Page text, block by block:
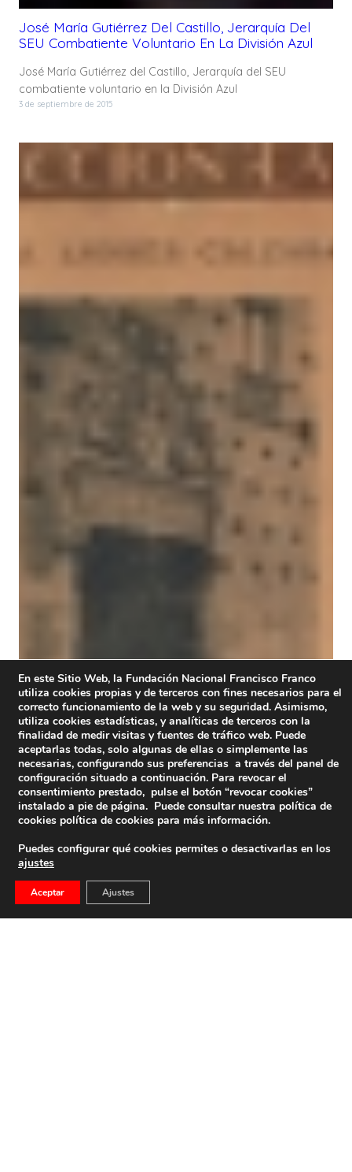
José María Gutiérrez Del Castillo, Jerarquía Del
SEU Combatiente Voluntario En La División Azul
José María Gutiérrez del Castillo, Jerarquía del SEU
combatiente voluntario en la División Azul
3 de septiembre de 2015
En este Sitio Web, la Fundación Nacional Francisco Franco
utiliza cookies propias y de terceros con fines necesarios para el
correcto funcionamiento de la web y su seguridad. Asimismo,
utiliza cookies estadísticas, y analíticas de terceros con la
finalidad de medir visitas y fuentes de tráfico web. Puede
aceptarlas todas, solo algunas de ellas o simplemente las
necesarias, configurando sus preferencias a través del panel de
configuración situado a continuación. Para revocar el
consentimiento prestado, pulse el botón “revocar cookies”
instalado a pie de página. Puede consultar nuestra política de
cookies política de cookies para más información.
Puedes configurar qué cookies permites o desactivarlas en los
ajustes
Aceptar Ajustes